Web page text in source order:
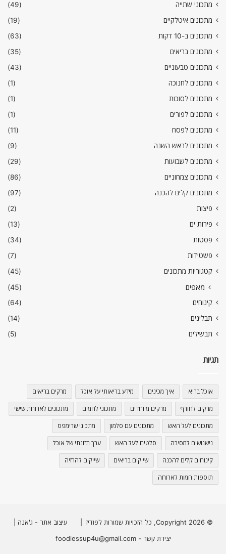
מתכוני שתייה
(49)
מתכונים איטלקיים
(19)
מתכונים ב-10 דקות
(63)
מתכונים בריאים
(35)
מתכונים טבעוניים
(43)
מתכונים לחנוכה
(1)
מתכונים לסוכות
(1)
מתכונים לפורים
(1)
מתכונים לפסח
(11)
מתכונים לראש השנה
(9)
מתכונים לשבועות
(29)
מתכונים צמחוניים
(86)
מתכונים קלים להכנה
(97)
פיצות
(2)
פירות ים
(13)
פסטות
(34)
פשטידות
(7)
קטגוריות מתכונים
(45)
מאפים (45)
קינוחים
(64)
תבלינים
(14)
תבשילים
(5)
תגיות
אוכל בריא איך מכינים מידע בריאותי על אוכל מרקים בריאים
מרקים לחורף מרקים מיוחדים מתכוני לחמים מתכונים לארוחת שישי
מתכונים לעל האש מתכונים עם סלמון מתכוני שרימפס
נישנושים למסיבה סלטים לעל האש ערך תזונתי של אוכל
קינוחים קלים להכנה שייקים בריאים שייקים להרזיה
תוספות חמות לארוחה
© Copyright 2026, כל הזכויות שמורות לפודיז | עיצוב אתר - ג'אנה
יצירת קשר - foodiessup4u@gmail.com